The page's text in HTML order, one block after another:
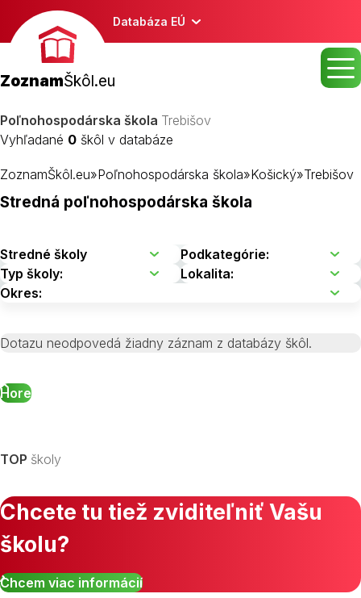
Databáza EÚ
ZoznamŠkôl.eu
Poľnohospodárska škola Trebišov
Vyhľadané 0 škôl v databáze
ZoznamŠkôl.eu»Poľnohospodárska škola»Košický»Trebišov
Stredná poľnohospodárska škola
Dotazu neodpovedá žiadny záznam z databázy škôl.
Hore
TOP školy
Chcete tu tiež zviditeľniť Vašu
školu?
Chcem viac informácií